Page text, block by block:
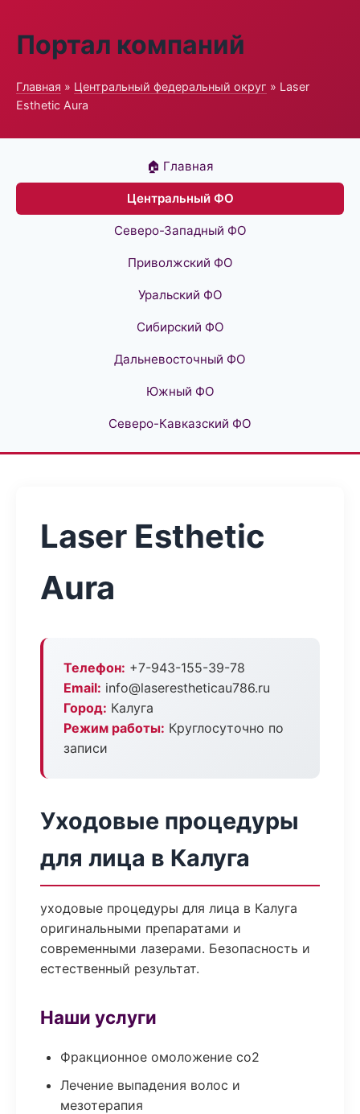
Портал компаний
Главная » Центральный федеральный округ » Laser
Esthetic Aura
🏠 Главная
Центральный ФО
Северо-Западный ФО
Приволжский ФО
Уральский ФО
Сибирский ФО
Дальневосточный ФО
Южный ФО
Северо-Кавказский ФО
Laser Esthetic
Aura
Телефон: +7-943-155-39-78
Email: info@laserestheticau786.ru
Город: Калуга
Режим работы: Круглосуточно по
записи
Уходовые процедуры
для лица в Калуга
уходовые процедуры для лица в Калуга
оригинальными препаратами и
современными лазерами. Безопасность и
естественный результат.
Наши услуги
Фракционное омоложение co2
Лечение выпадения волос и
мезотерапия